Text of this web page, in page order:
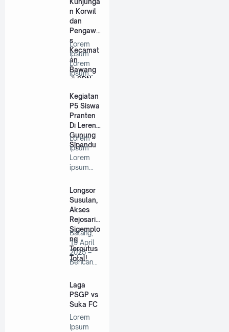
consect…
Kunjunga
n Korwil
dan
Pengawa
s
Kecamat
an
Bawang
di SDN
1
Lorem
Ipsum
Lorem
ipsum
amet,
consect…
Kegiatan
P5 Siswa
Pranten
Di Lereng
Gunung
Sipandu
Lorem
Ipsum
Lorem
ipsum
amet,
consect…
Longsor
Susulan,
Akses
Rejosari -
Sigemplo
ng
Terputus
Total!
Batang,
19 April
2025 –
Bencana
kembali…
Laga
PSGP vs
Suka FC
Lorem
Ipsum